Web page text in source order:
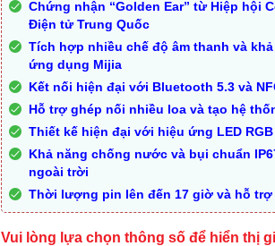
Chứng nhận “Golden Ear” từ Hiệp hội
Điện tử Trung Quốc
Tích hợp nhiều chế độ âm thanh và
ứng dụng Mijia
Kết nối hiện đại với Bluetooth 5.3 và
Hỗ trợ ghép nối nhiều loa và tạo hệ
Thiết kế hiện đại với hiệu ứng LED
Khả năng chống nước và bụi chuẩn
ngoài trời
Thời lượng pin lên đến 17 giờ và hỗ
Vui lòng lựa chọn thông số để hiển thị